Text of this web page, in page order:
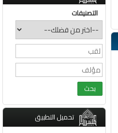
التصنيفات
تحميل التطبيق